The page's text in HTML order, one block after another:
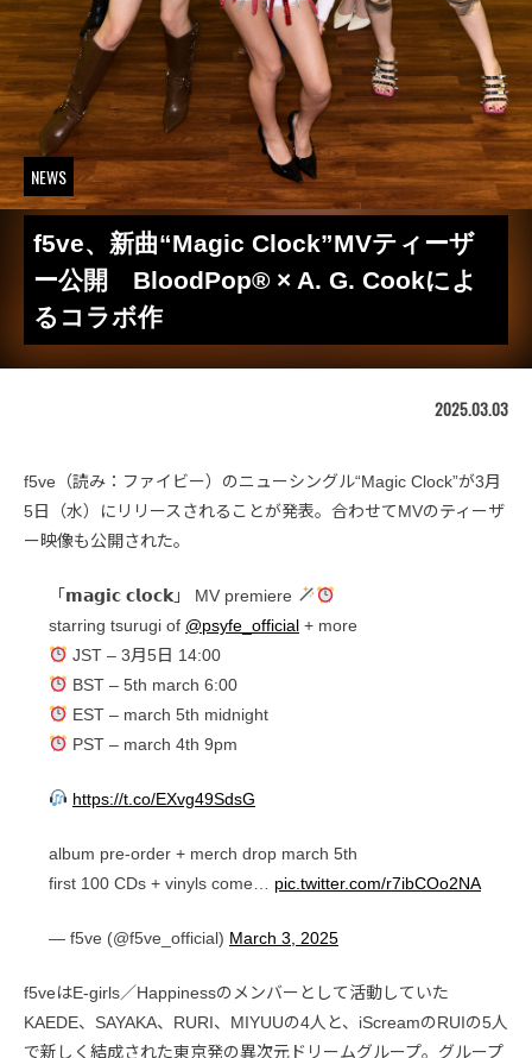
NEWS
f5ve、新曲“Magic Clock”MVティーザ
ー公開 BloodPop® × A. G. Cookによ
るコラボ作
2025.03.03
f5ve（読み：ファイビー）のニューシングル“Magic Clock”が3月
5日（水）にリリースされることが発表。合わせてMVのティーザ
ー映像も公開された。
「𝗺𝗮𝗴𝗶𝗰 𝗰𝗹𝗼𝗰𝗸」 MV premiere
starring tsurugi of @psyfe_official + more
JST – 3月5日 14:00
BST – 5th march 6:00
EST – march 5th midnight
PST – march 4th 9pm
https://t.co/EXvg49SdsG
album pre-order + merch drop march 5th
first 100 CDs + vinyls come… pic.twitter.com/r7ibCOo2NA
— f5ve (@f5ve_official) March 3, 2025
f5veはE-girls／Happinessのメンバーとして活動していた
KAEDE、SAYAKA、RURI、MIYUUの4人と、iScreamのRUIの5人
で新しく結成された東京発の異次元ドリームグループ。グループ